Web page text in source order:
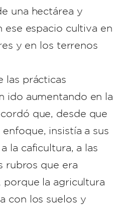
una hectárea y
ese espacio cultiva en
y en los terrenos
las prácticas
ido aumentando en la
que, desde que
insistía a sus
la caficultura, a las
rubros que era
porque la agricultura
con los suelos y